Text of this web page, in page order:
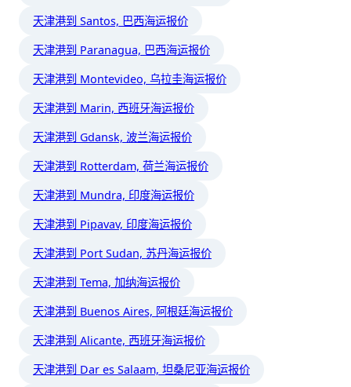
天津港到 Santos, 巴西海运报价
天津港到 Paranagua, 巴西海运报价
天津港到 Montevideo, 乌拉圭海运报价
天津港到 Marin, 西班牙海运报价
天津港到 Gdansk, 波兰海运报价
天津港到 Rotterdam, 荷兰海运报价
天津港到 Mundra, 印度海运报价
天津港到 Pipavav, 印度海运报价
天津港到 Port Sudan, 苏丹海运报价
天津港到 Tema, 加纳海运报价
天津港到 Buenos Aires, 阿根廷海运报价
天津港到 Alicante, 西班牙海运报价
天津港到 Dar es Salaam, 坦桑尼亚海运报价